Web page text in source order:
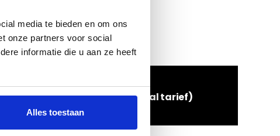
media te bieden en om ons
onze partners voor social
informatie die u aan ze heeft
Alles toestaan
Bel:085 273 48 25 (lokaal tarief)